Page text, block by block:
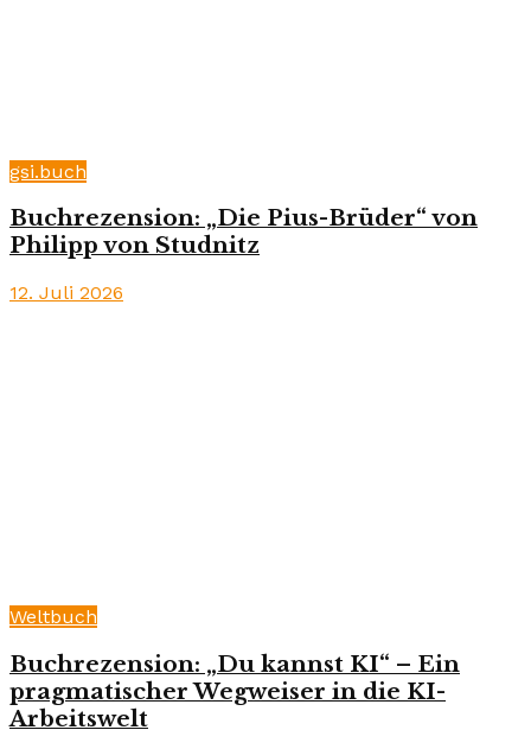
gsi.buch
Buchrezension: „Die Pius-Brüder“ von
Philipp von Studnitz
12. Juli 2026
Weltbuch
Buchrezension: „Du kannst KI“ – Ein
pragmatischer Wegweiser in die KI-
Arbeitswelt